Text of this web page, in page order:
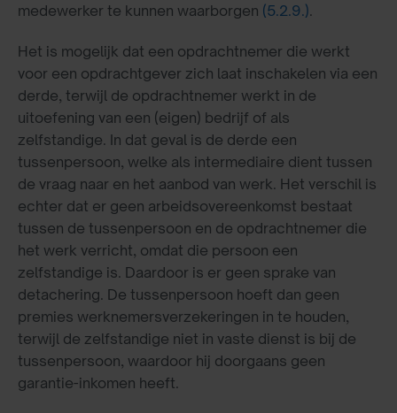
medewerker te kunnen waarborgen (5.2.9.).
Het is mogelijk dat een opdrachtnemer die werkt
voor een opdrachtgever zich laat inschakelen via een
derde, terwijl de opdrachtnemer werkt in de
uitoefening van een (eigen) bedrijf of als
zelfstandige. In dat geval is de derde een
tussenpersoon, welke als intermediaire dient tussen
de vraag naar en het aanbod van werk. Het verschil is
echter dat er geen arbeidsovereenkomst bestaat
tussen de tussenpersoon en de opdrachtnemer die
het werk verricht, omdat die persoon een
zelfstandige is. Daardoor is er geen sprake van
detachering. De tussenpersoon hoeft dan geen
premies werknemersverzekeringen in te houden,
terwijl de zelfstandige niet in vaste dienst is bij de
tussenpersoon, waardoor hij doorgaans geen
garantie-inkomen heeft.